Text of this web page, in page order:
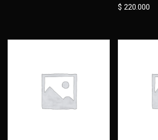
$ 220.000